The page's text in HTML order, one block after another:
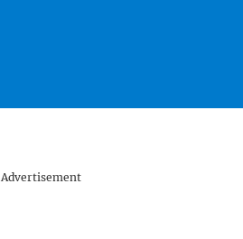
Advertisement